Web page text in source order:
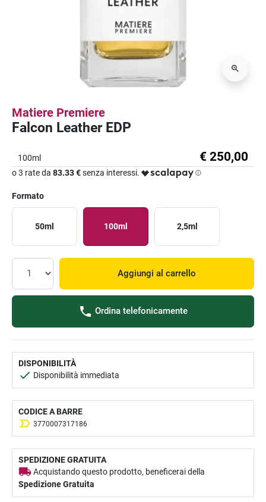
Matiere Premiere
Falcon Leather EDP
100ml € 250,00
o 3 rate da 83.33 €senza interessi.
Formato
50ml 100ml 2,5ml
Aggiungi al carrello
Ordina telefonicamente
DISPONIBILITÀ
Disponibilità immediata
CODICE A BARRE
3770007317186
SPEDIZIONE GRATUITA
Acquistando questo prodotto, beneficerai della
Spedizione Gratuita